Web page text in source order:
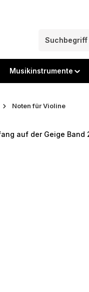
Musikinstrumente
Noten für Violine